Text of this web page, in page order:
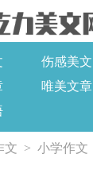
伤感美文
唯美文章
文 > 小学作文